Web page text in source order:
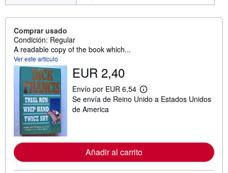
Comprar usado
Condición: Regular
A readable copy of the book which...
Ver este artículo
EUR 2,40
Envío por EUR 6,54
M
á
a
c
Se envía de Reino Unido a Estados Unidos
de America
Añadir al carrito